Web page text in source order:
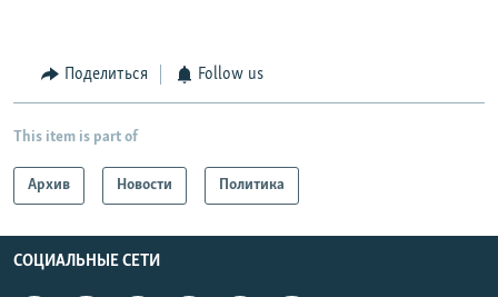
Поделиться Follow us
This item is part of
Архив Новости Политика
СОЦИАЛЬНЫЕ СЕТИ